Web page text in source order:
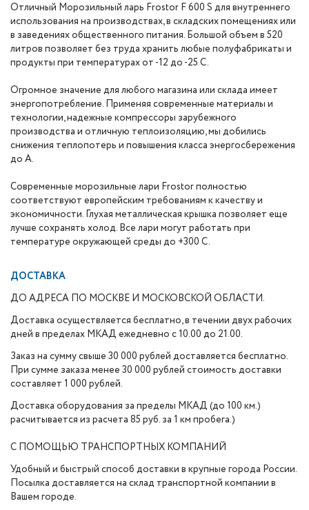
Отличный Морозильный ларь Frostor F 600 S для внутреннего
использования на производствах, в складских помещениях или
в заведениях общественного питания. Большой объем в 520
литров позволяет без труда хранить любые полуфабрикаты и
продукты при температурах от -12 до -25 С.
Огромное значение для любого магазина или склада имеет
энергопотребление. Применяя современные материалы и
технологии, надежные компрессоры зарубежного
производства и отличную теплоизоляцию, мы добились
снижения теплопотерь и повышения класса энергосбережения
до А.
Современные морозильные лари Frostor полностью
соответствуют европейским требованиям к качеству и
экономичности. Глухая металлическая крышка позволяет еще
лучше сохранять холод. Все лари могут работать при
температуре окружающей среды до +300 С.
ДОСТАВКА
ДО АДРЕСА ПО МОСКВЕ И МОСКОВСКОЙ ОБЛАСТИ.
Доставка осуществляется бесплатно, в течении двух рабочих
дней в пределах МКАД ежедневно с 10.00 до 21.00.
Заказ на сумму свыше 30 000 рублей доставляется бесплатно.
При сумме заказа менее 30 000 рублей стоимость доставки
составляет 1 000 рублей.
Доставка оборудования за пределы МКАД (до 100 км.)
расчитывается из расчета 85 руб. за 1 км пробега.)
С ПОМОЩЬЮ ТРАНСПОРТНЫХ КОМПАНИЙ
Удобный и быстрый способ доставки в крупные города России.
Посылка доставляется на склад транспортной компании в
Вашем городе.